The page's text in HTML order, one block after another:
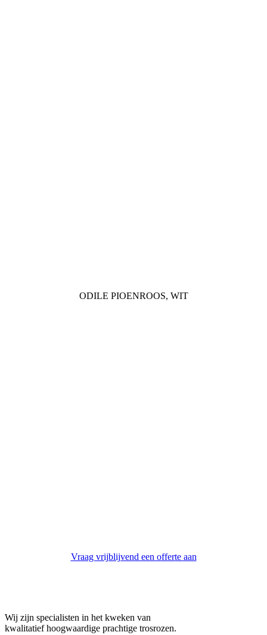
ODILE PIOENROOS, WIT
Vraag vrijblijvend een offerte aan
Wij zijn specialisten in het kweken van
kwalitatief hoogwaardige prachtige trosrozen.